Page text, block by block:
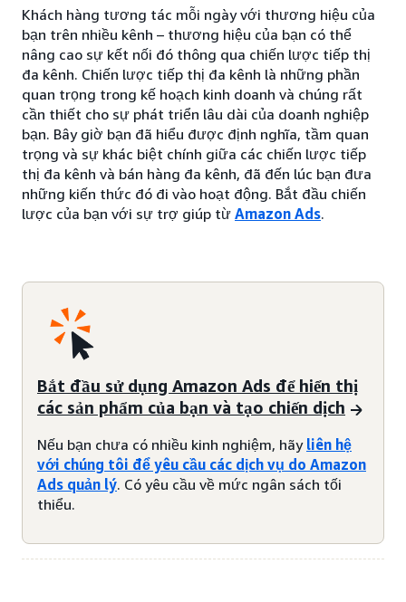
Khách hàng tương tác mỗi ngày với thương hiệu của
bạn trên nhiều kênh – thương hiệu của bạn có thể
nâng cao sự kết nối đó thông qua chiến lược tiếp thị
đa kênh. Chiến lược tiếp thị đa kênh là những phần
quan trọng trong kế hoạch kinh doanh và chúng rất
cần thiết cho sự phát triển lâu dài của doanh nghiệp
bạn. Bây giờ bạn đã hiểu được định nghĩa, tầm quan
trọng và sự khác biệt chính giữa các chiến lược tiếp
thị đa kênh và bán hàng đa kênh, đã đến lúc bạn đưa
những kiến thức đó đi vào hoạt động. Bắt đầu chiến
lược của bạn với sự trợ giúp từ Amazon Ads.
Bắt đầu sử dụng Amazon Ads để hiển thị
các sản phẩm của bạn và tạo chiến dịch
Nếu bạn chưa có nhiều kinh nghiệm, hãy liên hệ
với chúng tôi để yêu cầu các dịch vụ do Amazon
Ads quản lý. Có yêu cầu về mức ngân sách tối
thiểu.